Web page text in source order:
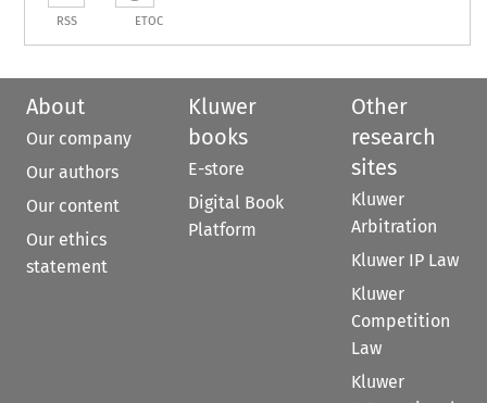
RSS ETOC
About
Our company
Our authors
Our content
Our ethics
statement
Kluwer
books
E-store
Digital Book
Platform
Other
research
sites
Kluwer
Arbitration
Kluwer IP Law
Kluwer
Competition
Law
Kluwer